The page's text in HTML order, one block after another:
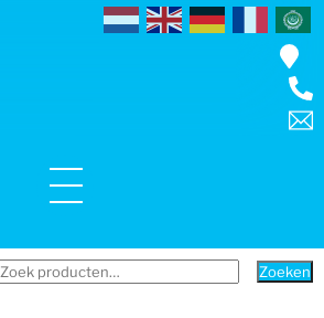
Menu
Zoeken
Zoeken